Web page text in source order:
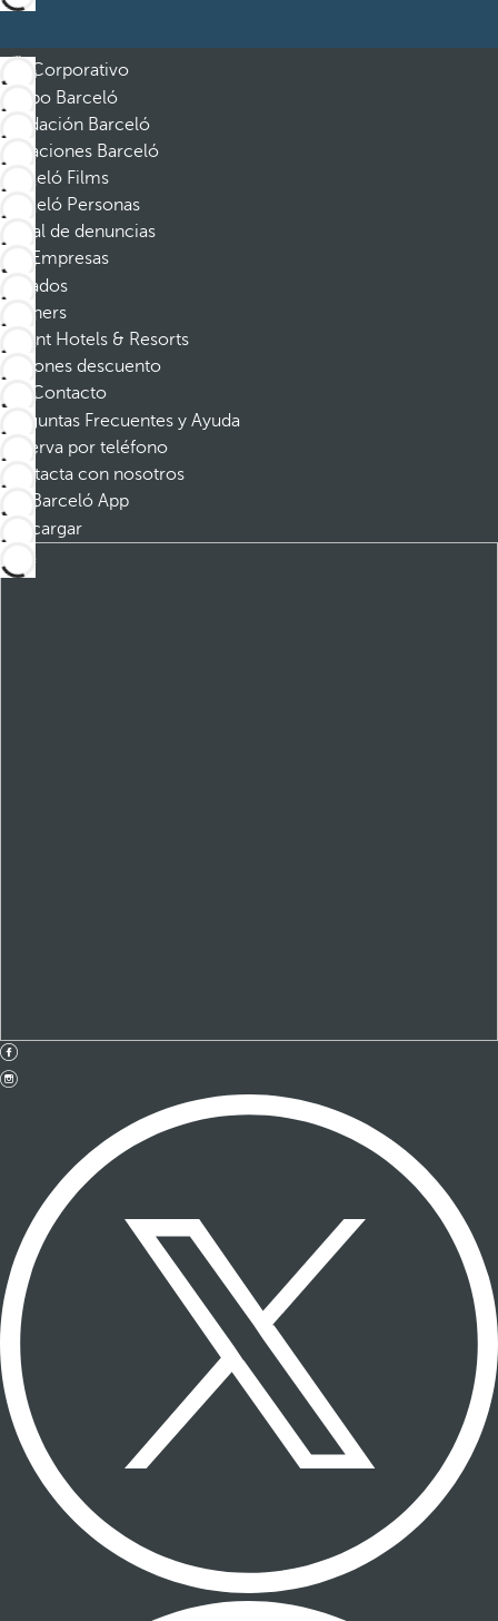
Corporativo
Grupo Barceló
Fundación Barceló
Vacaciones Barceló
Barceló Films
Barceló Personas
Canal de denuncias
Empresas
Afiliados
Partners
Dorint Hotels & Resorts
Cupones descuento
Contacto
Preguntas Frecuentes y Ayuda
Reserva por teléfono
Contacta con nosotros
Barceló App
Descargar